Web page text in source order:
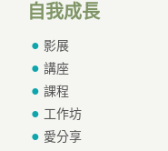
自我成長
影展
講座
課程
工作坊
愛分享